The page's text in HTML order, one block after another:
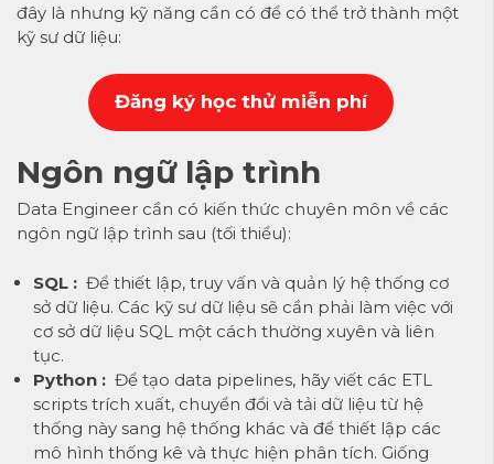
đây là nhưng kỹ năng cần có để có thể trở thành một
kỹ sư dữ liệu:
Đăng ký học thử miễn phí
Ngôn ngữ lập trình
Data Engineer cần có kiến ​​thức chuyên môn về các
ngôn ngữ lập trình sau (tối thiểu):
SQL : Để thiết lập, truy vấn và quản lý hệ thống cơ
sở dữ liệu. Các kỹ sư dữ liệu sẽ cần phải làm việc với
cơ sở dữ liệu SQL một cách thường xuyên và liên
tục.
Python : Để tạo data pipelines, hãy viết các ETL
scripts trích xuất, chuyển đổi và tải dữ liệu từ hệ
thống này sang hệ thống khác và để thiết lập các
mô hình thống kê và thực hiện phân tích. Giống